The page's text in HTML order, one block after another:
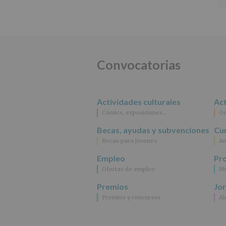
Convocatorias
Actividades culturales
Cómics, exposiciones…
Becas, ayudas y subvenciones
Becas para jóvenes
Empleo
Ofertas de empleo
Premios
Premios y concursos